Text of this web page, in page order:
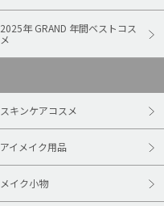
2025年 GRAND 年間ベストコス
メ
スキンケアコスメ
アイメイク用品
メイク小物